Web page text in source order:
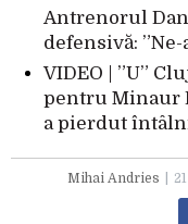
Antrenorul
defensivă:
VIDEO | ”U”
pentru Minaur
a pierdut
Mihai Andries